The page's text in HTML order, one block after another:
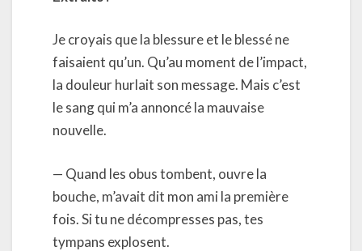
Je croyais que la blessure et le blessé ne
faisaient qu’un. Qu’au moment de l’impact,
la douleur hurlait son message. Mais c’est
le sang qui m’a annoncé la mauvaise
nouvelle.
— Quand les obus tombent, ouvre la
bouche, m’avait dit mon ami la première
fois. Si tu ne décompresses pas, tes
tympans explosent.